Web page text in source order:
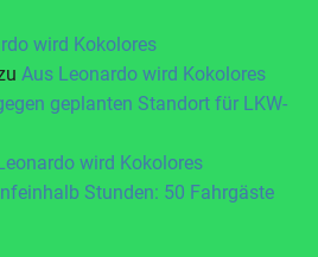
wird Kokolores
Aus Leonardo wird Kokolores
geplanten Standort für LKW-
wird Kokolores
Stunden: 50 Fahrgäste